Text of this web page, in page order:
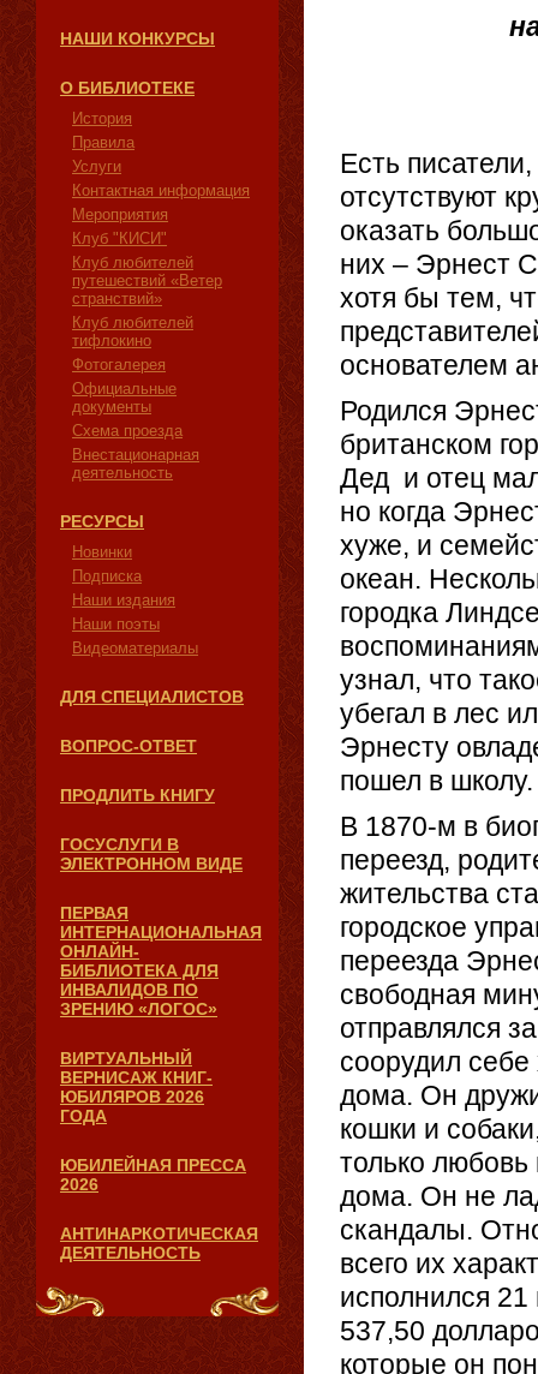
НАШИ КОНКУРСЫ
О БИБЛИОТЕКЕ
История
Правила
Услуги
Контактная информация
Мероприятия
Клуб "КИСИ"
Клуб любителей
путешествий «Ветер
странствий»
Клуб любителей
тифлокино
Фотогалерея
Официальные
документы
Схема проезда
Внестационарная
деятельность
РЕСУРСЫ
Новинки
Подписка
Наши издания
Наши поэты
Видеоматериалы
ДЛЯ СПЕЦИАЛИСТОВ
ВОПРОС-ОТВЕТ
ПРОДЛИТЬ КНИГУ
ГОСУСЛУГИ В
ЭЛЕКТРОННОМ ВИДЕ
ПЕРВАЯ
ИНТЕРНАЦИОНАЛЬНАЯ
ОНЛАЙН-
БИБЛИОТЕКА ДЛЯ
ИНВАЛИДОВ ПО
ЗРЕНИЮ «ЛОГОС»
ВИРТУАЛЬНЫЙ
ВЕРНИСАЖ КНИГ-
ЮБИЛЯРОВ 2026
ГОДА
ЮБИЛЕЙНАЯ ПРЕССА
2026
АНТИНАРКОТИЧЕСКАЯ
ДЕЯТЕЛЬНОСТЬ
Есть
отсутствуют
оказать
них – Эрнест
хотя бы тем,
основателем
Родился
британском
Дед и отец
но когда
хуже, и
океан.
городка
узнал, что
убегал в лес
Эрнесту
пошел в школу.
В 1870-м в
переезд,
жительства
городское
переезда
свободная
отправлялся
соорудил себе
дома. Он
кошки и
только
дома. Он не
скандалы.
всего их
исполнился
537,50
которые он